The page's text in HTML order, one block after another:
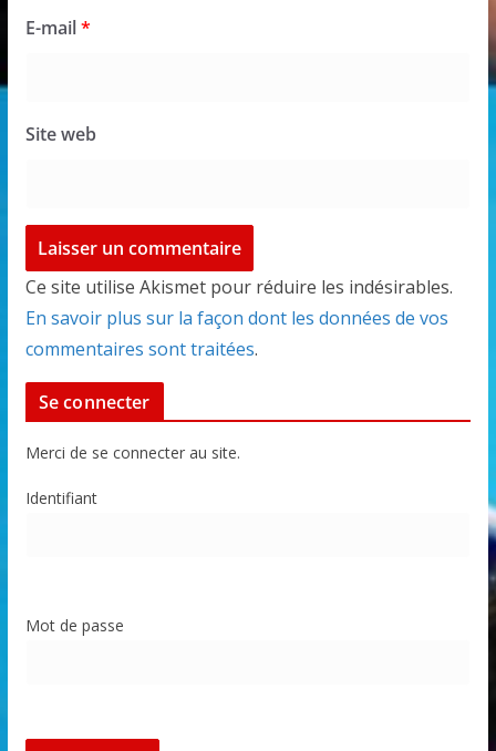
E-mail*
Site web
Ce site utilise Akismet pour réduire les indésirables.
En savoir plus sur la façon dont les données de vos
commentaires sont traitées.
Se connecter
Merci de se connecter au site.
Identifiant
Mot de passe